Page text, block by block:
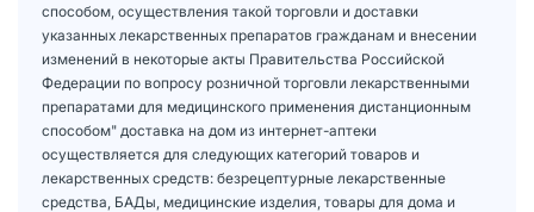
способом, осуществления такой торговли и доставки
указанных лекарственных препаратов гражданам и внесении
изменений в некоторые акты Правительства Российской
Федерации по вопросу розничной торговли лекарственными
препаратами для медицинского применения дистанционным
способом" доставка на дом из интернет-аптеки
осуществляется для следующих категорий товаров и
лекарственных средств: безрецептурные лекарственные
средства, БАДы, медицинские изделия, товары для дома и